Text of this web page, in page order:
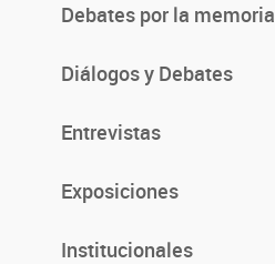
Debates por la memoria
Diálogos y Debates
Entrevistas
Exposiciones
Institucionales